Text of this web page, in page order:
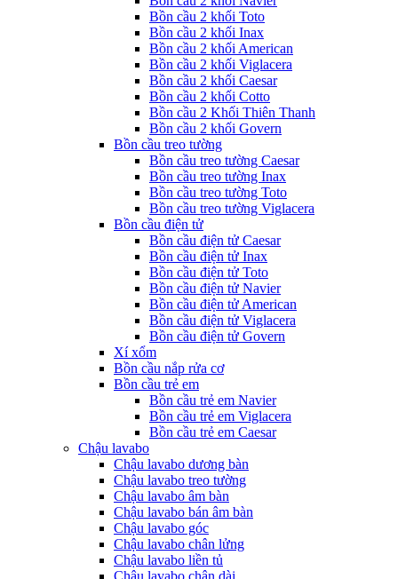
Bồn cầu 2 khối Toto
Bồn cầu 2 khối Inax
Bồn cầu 2 khối American
Bồn cầu 2 khối Viglacera
Bồn cầu 2 khối Caesar
Bồn cầu 2 khối Cotto
Bồn cầu 2 Khối Thiên Thanh
Bồn cầu 2 khối Govern
Bồn cầu treo tường
Bồn cầu treo tường Caesar
Bồn cầu treo tường Inax
Bồn cầu treo tường Toto
Bồn cầu treo tường Viglacera
Bồn cầu điện tử
Bồn cầu điện tử Caesar
Bồn cầu điện tử Inax
Bồn cầu điện tử Toto
Bồn cầu điện tử Navier
Bồn cầu điện tử American
Bồn cầu điện tử Viglacera
Bồn cầu điện tử Govern
Xí xổm
Bồn cầu nắp rửa cơ
Bồn cầu trẻ em
Bồn cầu trẻ em Navier
Bồn cầu trẻ em Viglacera
Bồn cầu trẻ em Caesar
Chậu lavabo
Chậu lavabo dương bàn
Chậu lavabo treo tường
Chậu lavabo âm bàn
Chậu lavabo bán âm bàn
Chậu lavabo góc
Chậu lavabo chân lửng
Chậu lavabo liền tủ
Chậu lavabo chân dài